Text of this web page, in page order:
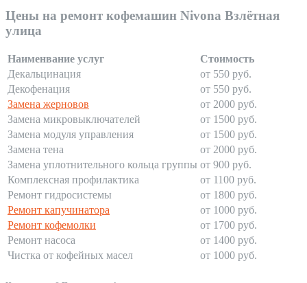
Цены на ремонт кофемашин Nivona Взлётная
улица
Наименвание услуг
Стоимость
Декальцинация
от 550 руб.
Декофенация
от 550 руб.
Замена жерновов
от 2000 руб.
Замена микровыключателей
от 1500 руб.
Замена модуля управления
от 1500 руб.
Замена тена
от 2000 руб.
Замена уплотнительного кольца группы от 900 руб.
Комплексная профилактика
от 1100 руб.
Ремонт гидросистемы
от 1800 руб.
Ремонт капучинатора
от 1000 руб.
Ремонт кофемолки
от 1700 руб.
Ремонт насоса
от 1400 руб.
Чистка от кофейных масел
от 1000 руб.